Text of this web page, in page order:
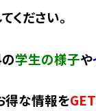
ください。
学生の様子や
得な情報をGET